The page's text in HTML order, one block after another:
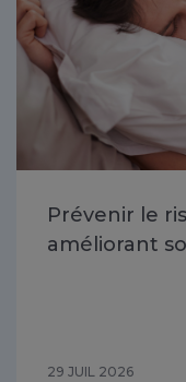
Prévenir le
améliorant
29 JUIL 2026